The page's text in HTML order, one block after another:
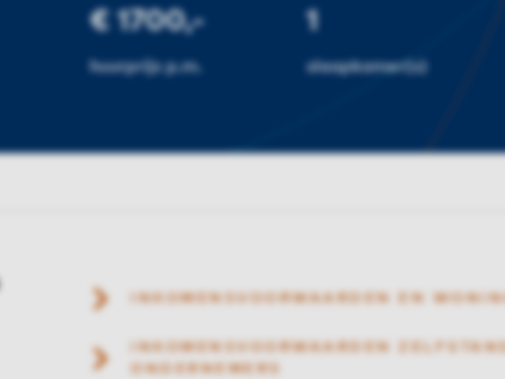
€ 1700,-
huurprijs p.m.
1
slaapkamer(s)
INKOMENSVOORWAARDEN EN
INKOMENSVOORWAARDEN
ONDERNEMERS